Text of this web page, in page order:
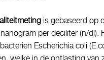
is gebaseerd op
per deciliter (n/dl).
Escherichia coli
welke in de ontlasting van